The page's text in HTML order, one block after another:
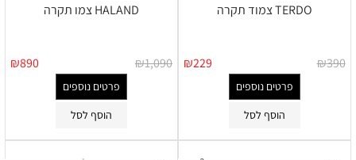
TERDO צמוד תקרה
₪390
₪229
פרטים נוספים
הוסף לסל
HALAND צמו תקרה
₪1,090
₪890
פרטים נוספים
הוסף לסל